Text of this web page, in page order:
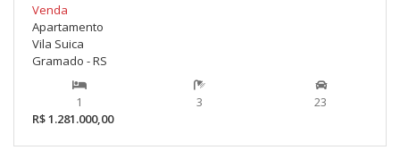
Venda
Apartamento
Vila Suica
Gramado - RS
1 3
23
R$ 1.281.000,00